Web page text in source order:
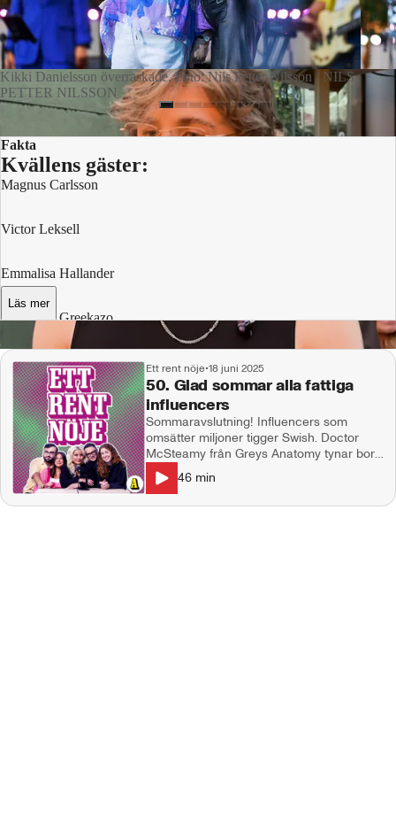
Kikki Danielsson överraskade. Foto: Nils Petter Nilsson / NILS
PETTER NILSSON
Fakta
Kvällens gäster:
Magnus Carlsson
Victor Leksell
Emmalisa Hallander
Adaam & Greekazo
Charlotte Perrelli
Läs mer
Ett rent nöje•18 juni 2025
50. Glad sommar alla fattiga
influencers
Sommaravslutning! Influencers som
omsätter miljoner tigger Swish. Doctor
McSteamy från Greys Anatomy tynar bort
framför våra ögon, Sabrina Carpenters
sexomslag väcker starka känslor och
46 min